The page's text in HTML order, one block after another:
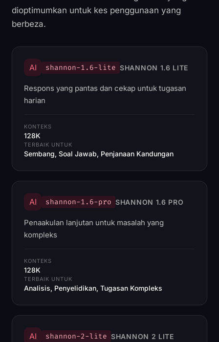
dioptimumkan untuk kes penggunaan yang
berbeza.
AI shannon-1.6-lite SHANNON 1.6 LITE
Respons yang pantas dan cekap untuk tugasan
harian
KONTEKS
128K
TERBAIK UNTUK
Sembang, Soal Jawab, Penjanaan Kandungan
AI shannon-1.6-pro SHANNON 1.6 PRO
Penaakulan lanjutan untuk masalah yang
kompleks
KONTEKS
128K
TERBAIK UNTUK
Analisis, Penyelidikan, Tugasan Kompleks
AI shannon-2-lite SHANNON 2 LITE